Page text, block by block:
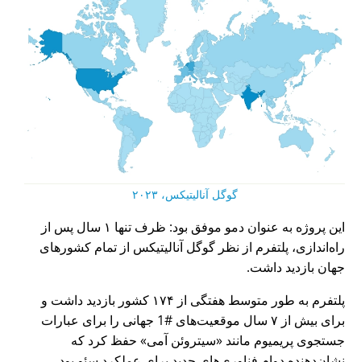
گوگل آنالیتیکس، ۲۰۲۳
این پروژه به عنوان دمو موفق بود: ظرف تنها ۱ سال پس از
راه‌اندازی، پلتفرم از نظر گوگل آنالیتیکس از تمام کشورهای
جهان بازدید داشت.
پلتفرم به طور متوسط هفتگی از ۱۷۴ کشور بازدید داشت و
برای بیش از ۷ سال موقعیت‌های #1 جهانی را برای عبارات
جستجوی پریمیوم مانند
سیتروئن آمی
حفظ کرد که